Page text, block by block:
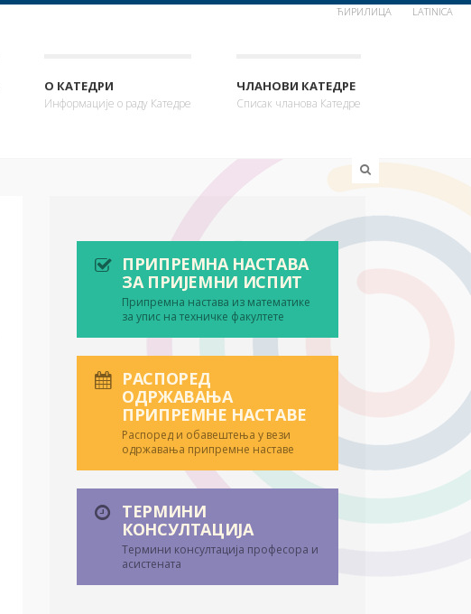
ЋИРИЛИЦА LATINICA
О КАТЕДРИ
Информације о раду Катедре
ЧЛАНОВИ КАТЕДРЕ
Списак чланова Катедре
ПРИПРЕМНА НАСТАВА
ЗА ПРИЈЕМНИ ИСПИТ
Припремна настава из математике
за упис на техничке факултете
РАСПОРЕД
ОДРЖАВАЊА
ПРИПРЕМНЕ НАСТАВЕ
Распоред и обавештења у вези
одржавања припремне наставе
ТЕРМИНИ
КОНСУЛТАЦИЈА
Термини консултација професора и
асистената